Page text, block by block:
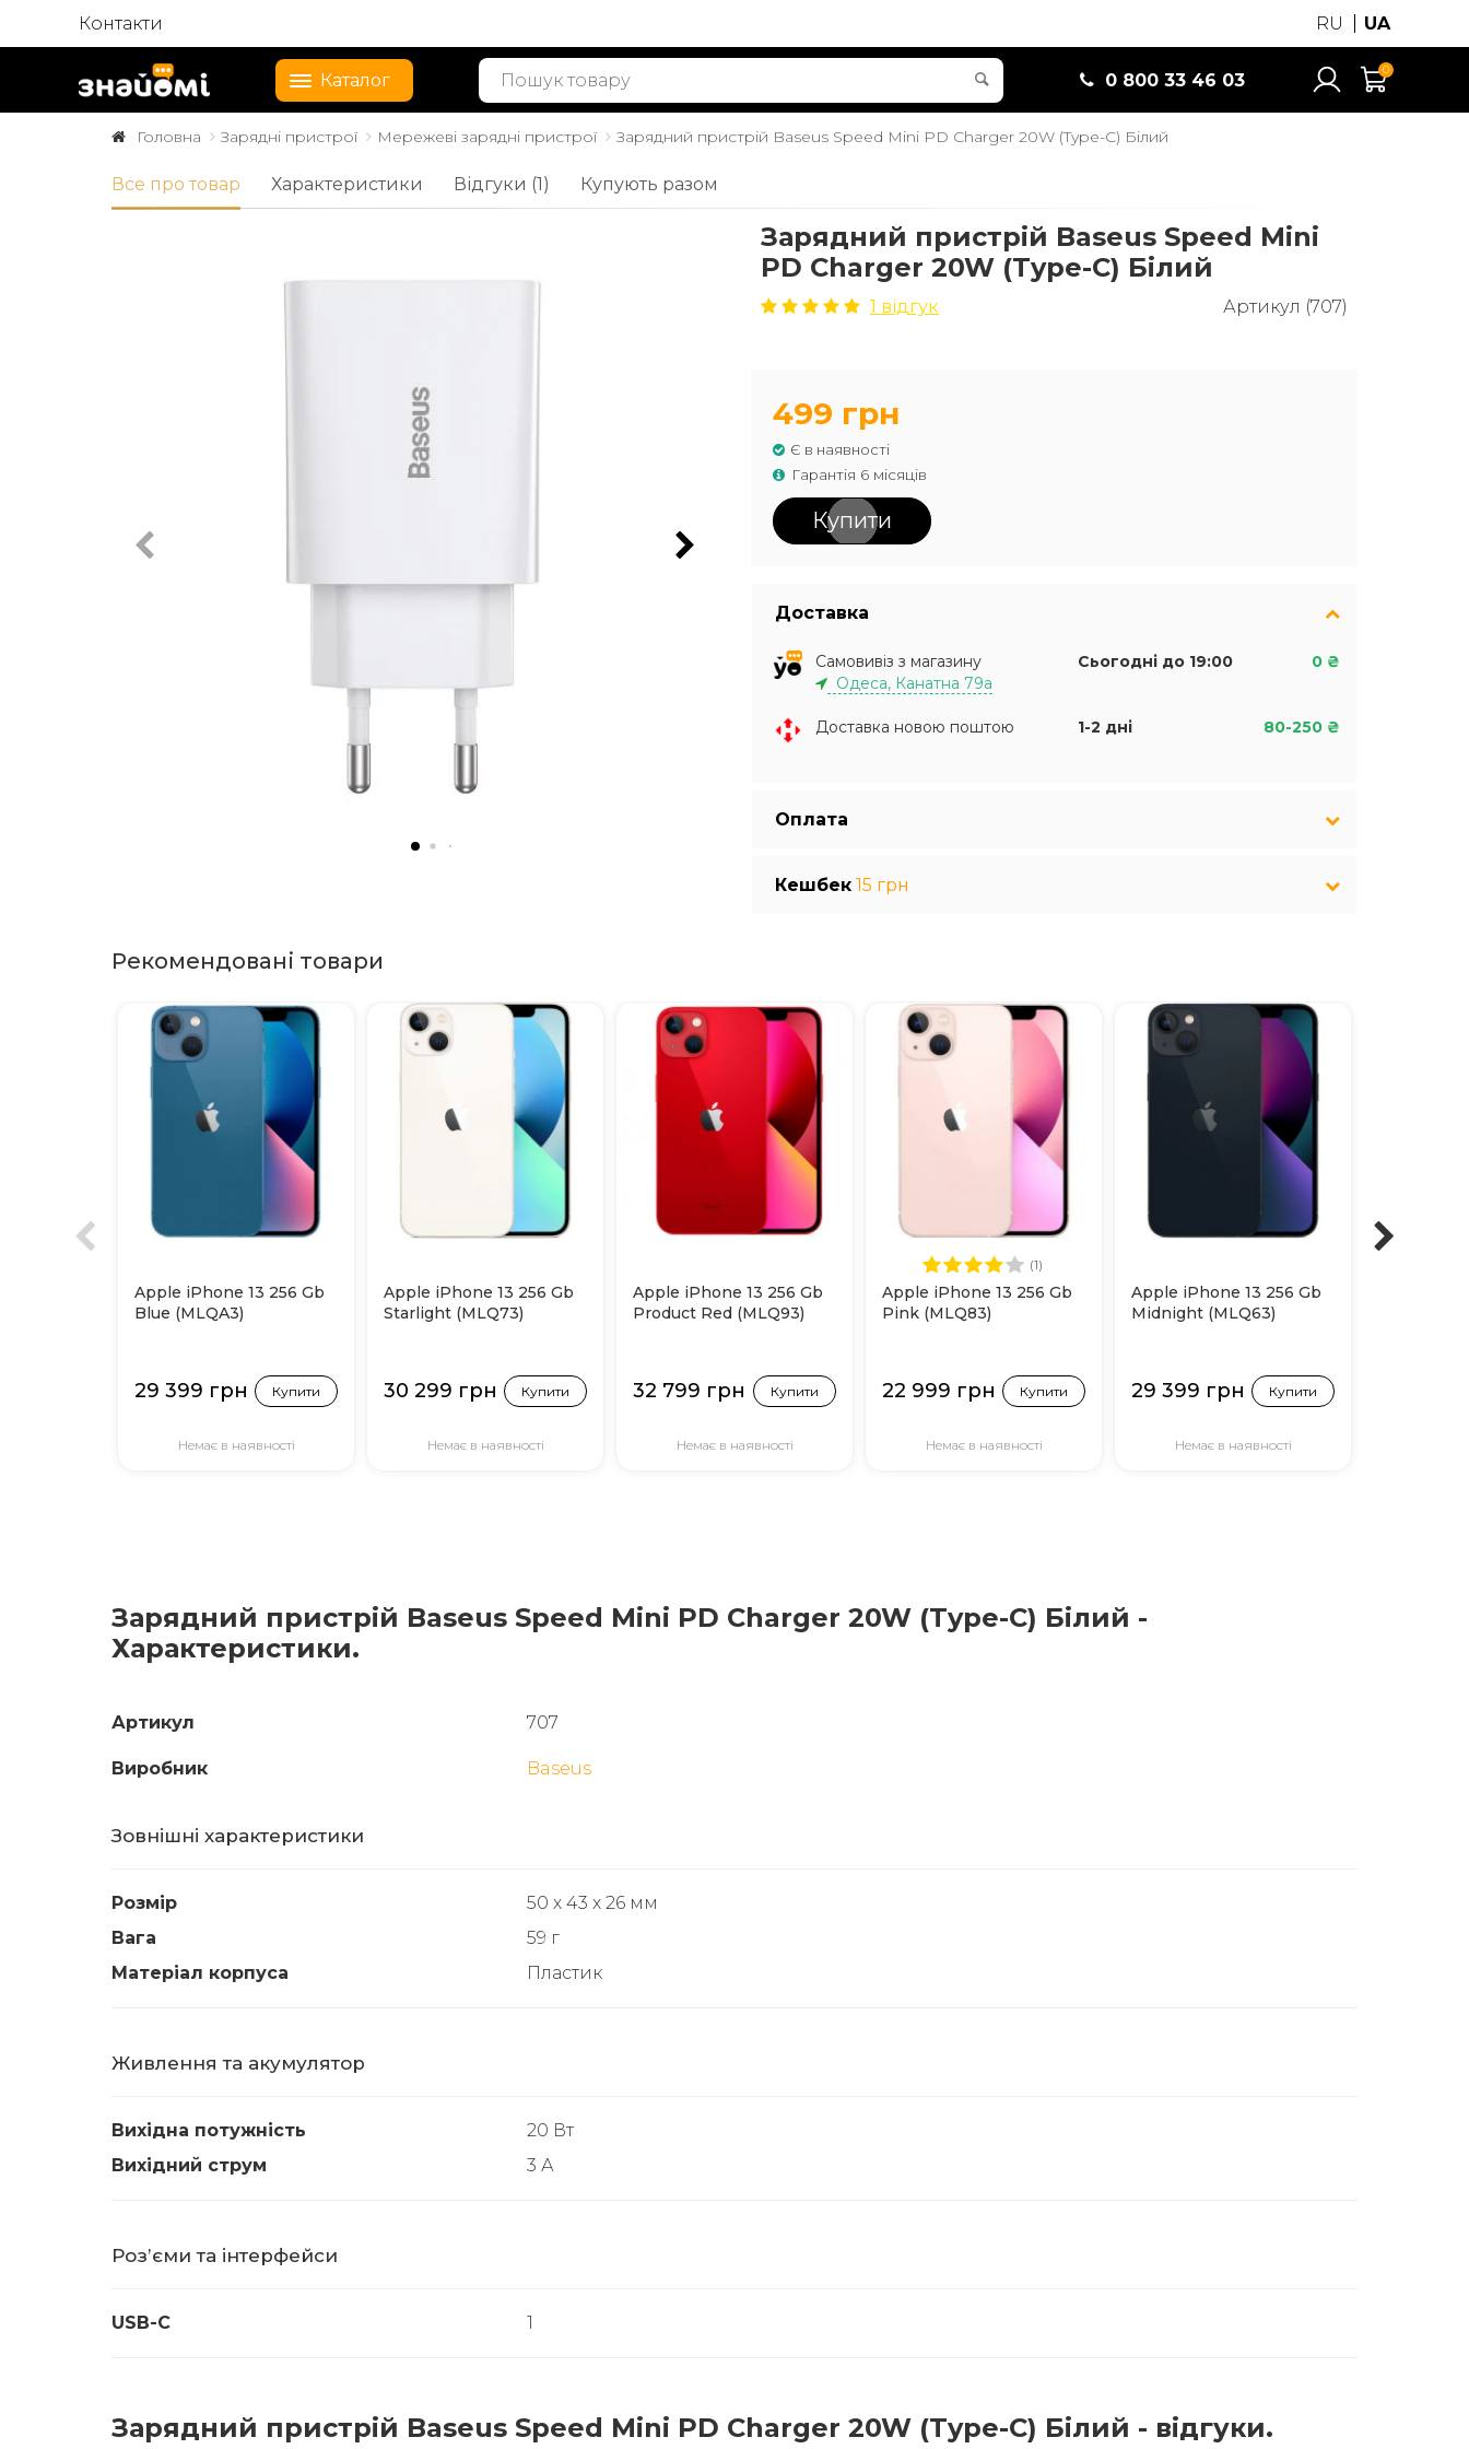
Контакти RU UA
Каталог 0 800 33 46 03
0
Головна Зарядні пристрої Мережеві зарядні пристрої Зарядний пристрій Baseus Speed Mini PD Charger 20W (Type-C) Білий
Все про товар Характеристики Відгуки (1) Купують разом
Зарядний пристрій Baseus Speed Mini
PD Charger 20W (Type-C) Білий
1 відгук Артикул (707)
499 грн
Є в наявності
Гарантія 6 місяців
Купити
Доставка
Самовивіз з магазину
Одеса, Канатна 79а
Сьогодні до 19:00 0 ₴
Доставка новою поштою 1-2 дні 80-250 ₴
Оплата
Кешбек 15 грн
Рекомендовані товари
Apple iPhone 13 256 Gb
Blue (MLQA3)
29 399 грн Купити
Немає в наявності
Apple iPhone 13 256 Gb
Starlight (MLQ73)
30 299 грн Купити
Немає в наявності
Apple iPhone 13 256 Gb
Product Red (MLQ93)
32 799 грн Купити
Немає в наявності
(1)
Apple iPhone 13 256 Gb
Pink (MLQ83)
22 999 грн Купити
Немає в наявності
Apple iPhone 13 256 Gb
Midnight (MLQ63)
29 399 грн Купити
Немає в наявності
Зарядний пристрій Baseus Speed Mini PD Charger 20W (Type-C) Білий -
Характеристики.
Артикул 707
Виробник Baseus
Зовнішні характеристики
Розмір
50 х 43 х 26 мм
Вага
59 г
Матеріал корпуса
Пластик
Живлення та акумулятор
Вихідна потужність
20 Вт
Вихідний струм
3 А
Розʼєми та інтерфейси
USB-C 1
Зарядний пристрій Baseus Speed Mini PD Charger 20W (Type-C) Білий - відгуки.